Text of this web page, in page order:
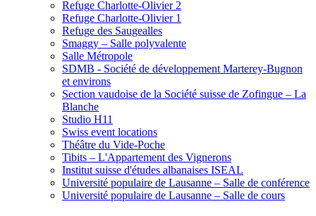
Refuge Charlotte-Olivier 2
Refuge Charlotte-Olivier 1
Refuge des Saugealles
Smaggy – Salle polyvalente
Salle Métropole
SDMB - Société de développement Marterey-Bugnon
et environs
Section vaudoise de la Société suisse de Zofingue – La
Blanche
Studio H11
Swiss event locations
Théâtre du Vide-Poche
Tibits – L'Appartement des Vignerons
Institut suisse d'études albanaises ISEAL
Université populaire de Lausanne – Salle de conférence
Université populaire de Lausanne – Salle de cours